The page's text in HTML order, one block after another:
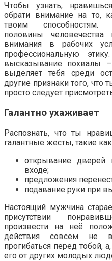
Чтобы узнать,
обрати внимание на то,
твоим способностям.
половины человечества
внимания в рабочих
профессиональную
высказывание похвалы
выделяет тебя среди
другие признаки того,
просто следует
Галантно ухаживает
Распознать, что ты
галантные жесты, такие
открывание
входе;
предложения
подавание руки при
Настоящий мужчина
присутствии
произвести на неё
действия совсем не
прогибаться перед тобой,
его от других молодых